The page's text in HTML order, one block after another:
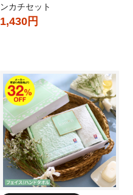
ンカチセット
1,430円